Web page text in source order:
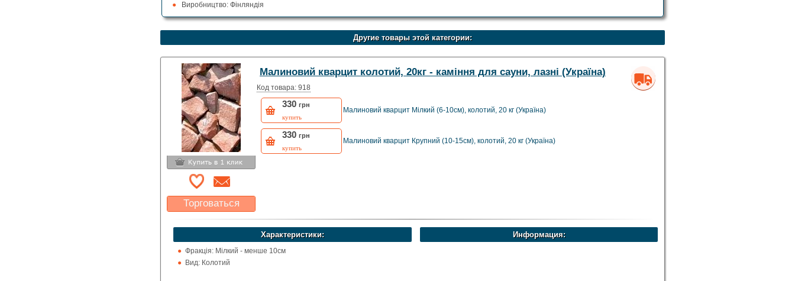
Виробництво: Фінляндія
Другие товары этой категории:
Торговаться
Какая цена Вас
устроит?
Указать цену
Малиновий кварцит колотий, 20кг - каміння для сауни, лазні (Україна)
Код товара: 918
330 грн
купить
Малиновий кварцит Мілкий (6-10см), колотий, 20 кг (Україна)
330 грн
купить
Малиновий кварцит Крупний (10-15см), колотий, 20 кг (Україна)
Характеристики:
Фракція: Мілкий - менше 10см
Вид: Колотий
Информация: